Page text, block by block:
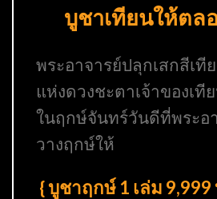
บูชาเทียนให้ตล
พระอาจารย์ปลุกเสกสีเที
แห่งดวงชะตาเจ้าของเที
ในฤกษ์จันทร์วันดีที่พระอ
วางฤกษ์ให้
{ บูชาฤกษ์ 1 เล่ม 9,999